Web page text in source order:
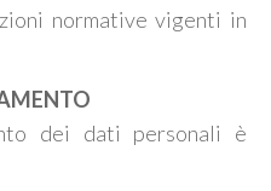
normative vigenti in
dei dati personali è